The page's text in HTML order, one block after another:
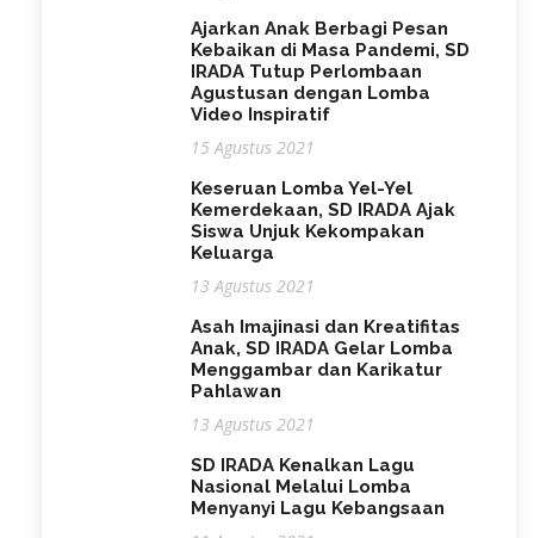
Ajarkan Anak Berbagi Pesan
Kebaikan di Masa Pandemi, SD
IRADA Tutup Perlombaan
Agustusan dengan Lomba
Video Inspiratif
15 Agustus 2021
Keseruan Lomba Yel-Yel
Kemerdekaan, SD IRADA Ajak
Siswa Unjuk Kekompakan
Keluarga
13 Agustus 2021
Asah Imajinasi dan Kreatifitas
Anak, SD IRADA Gelar Lomba
Menggambar dan Karikatur
Pahlawan
13 Agustus 2021
SD IRADA Kenalkan Lagu
Nasional Melalui Lomba
Menyanyi Lagu Kebangsaan